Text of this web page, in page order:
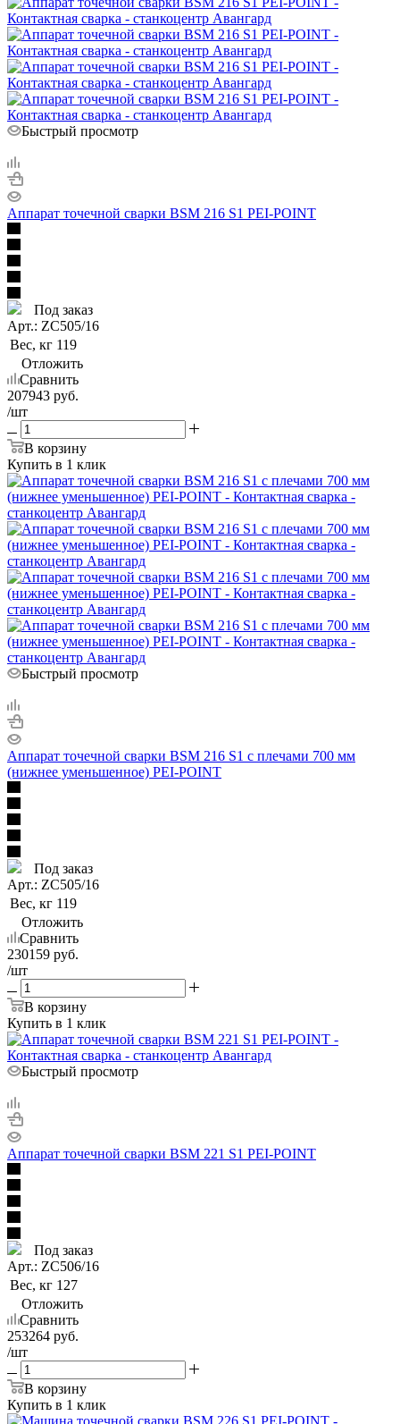
Быстрый просмотр
Аппарат точечной сварки BSM 216 S1 PEI-POINT
Под заказ
Арт.: ZC505/16
Вес, кг 119
Отложить
Сравнить
207943 руб.
/шт
В корзину
Купить в 1 клик
Быстрый просмотр
Аппарат точечной сварки BSM 216 S1 с плечами 700 мм
(нижнее уменьшенное) PEI-POINT
Под заказ
Арт.: ZC505/16
Вес, кг 119
Отложить
Сравнить
230159 руб.
/шт
В корзину
Купить в 1 клик
Быстрый просмотр
Аппарат точечной сварки BSM 221 S1 PEI-POINT
Под заказ
Арт.: ZC506/16
Вес, кг 127
Отложить
Сравнить
253264 руб.
/шт
В корзину
Купить в 1 клик